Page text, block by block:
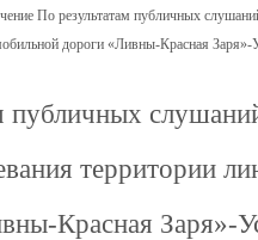
По результатам публичных
дороги «Ливны-Красная
публичных
территории
Красная Заря»-